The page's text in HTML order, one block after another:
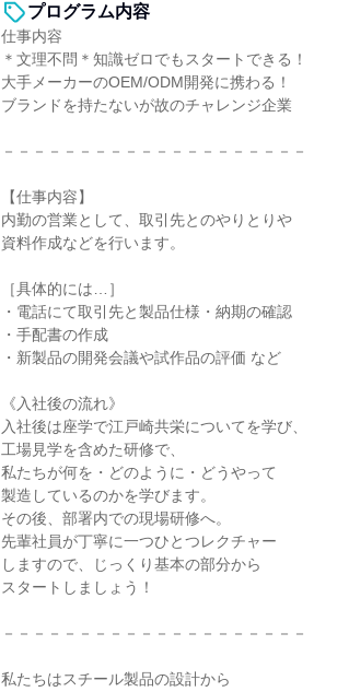
プログラム内容
仕事内容
＊文理不問＊知識ゼロでもスタートできる！
大手メーカーのOEM/ODM開発に携わる！
ブランドを持たないが故のチャレンジ企業
－－－－－－－－－－－－－－－－－－－－
【仕事内容】
内勤の営業として、取引先とのやりとりや
資料作成などを行います。
［具体的には…］
・電話にて取引先と製品仕様・納期の確認
・手配書の作成
・新製品の開発会議や試作品の評価 など
《入社後の流れ》
入社後は座学で江戸崎共栄についてを学び、
工場見学を含めた研修で、
私たちが何を・どのように・どうやって
製造しているのかを学びます。
その後、部署内での現場研修へ。
先輩社員が丁寧に一つひとつレクチャー
しますので、じっくり基本の部分から
スタートしましょう！
－－－－－－－－－－－－－－－－－－－－
私たちはスチール製品の設計から